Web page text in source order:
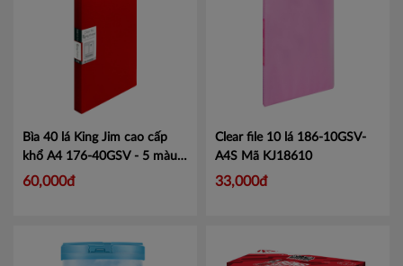
Bìa 40 lá King Jim cao cấp
khổ A4 176-40GSV - 5 màu
sang trọng
60,000đ
Clear file 10 lá 186-10GSV-
A4S Mã KJ18610
33,000đ